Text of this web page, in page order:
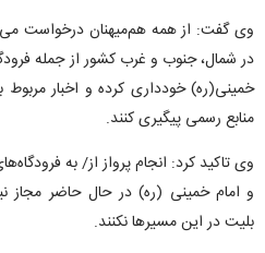
وی گفت: از همه هم‌میهنان درخواست
در شمال، جنوب و غرب کشور از جمله
خمینی(ره) خودداری کرده و اخبار
منابع رسمی پیگیری کنند.
وی تاکید کرد: انجام پرواز از/ به
و امام خمینی (ره) در حال حاضر مجاز
بلیت در این مسیرها نکنند.